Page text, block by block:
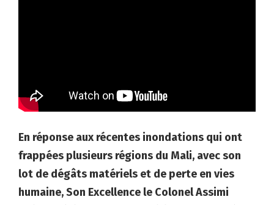
En réponse aux récentes inondations qui ont
frappées plusieurs régions du Mali, avec son
lot de dégâts matériels et de perte en vies
humaine, Son Excellence le Colonel Assimi